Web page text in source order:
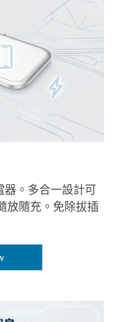
器。多合一設計可
放隨充。免除拔插